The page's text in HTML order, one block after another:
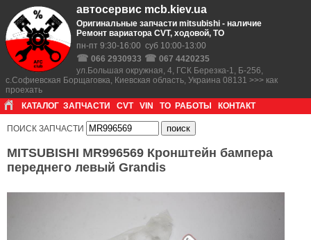
автосервис mcb.kiev.ua
Оригинальные запчасти mitsubishi - наличие
Ремонт вариатора CVT, ходовой, ТО
пн-пт 9:30-16:00 суб 10:00-13:00
☎ 066 2930933 ☎ 067 4420235
ул.Большая окружная, 4, ГСК Березка-1, Б-256,
с.Софиевская Борщаговка, Киевская область, Украина 08131 >>> как
проехать
КАТАЛОГ ЗАПЧАСТИ CVT VIN ТО РАБОТЫ КОНТАКТ
ПОИСК ЗАПЧАСТИ
MITSUBISHI MR996569 Кронштейн бампера
переднего левый Grandis